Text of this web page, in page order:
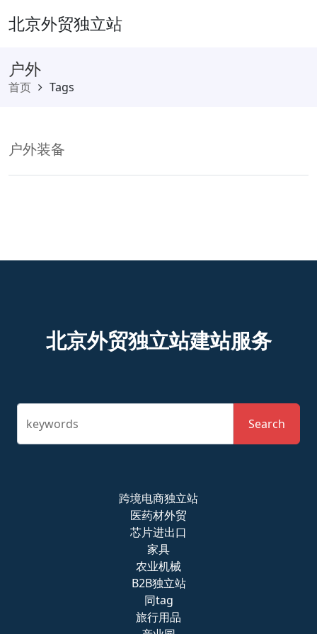
北京外贸独立站
户外
首页 Tags
户外装备
北京外贸独立站建站服务
keywords Search
跨境电商独立站
医药材外贸
芯片进出口
家具
农业机械
B2B独立站
同tag
旅行用品